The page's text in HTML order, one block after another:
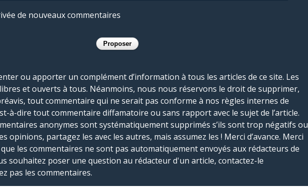
de nouveaux commentaires
ou apporter un complément d’information à tous les articles de ce site. Les
et ouverts à tous. Néanmoins, nous nous réservons le droit de supprimer,
tout commentaire qui ne serait pas conforme à nos règles internes de
à-dire tout commentaire diffamatoire ou sans rapport avec le sujet de l’article.
anonymes sont systématiquement supprimés s’ils sont trop négatifs ou
opinions, partagez les avec les autres, mais assumez les ! Merci d’avance. Merci
les commentaires ne sont pas automatiquement envoyés aux rédacteurs de
souhaitez poser une question au rédacteur d'un article, contactez-le
pas les commentaires.